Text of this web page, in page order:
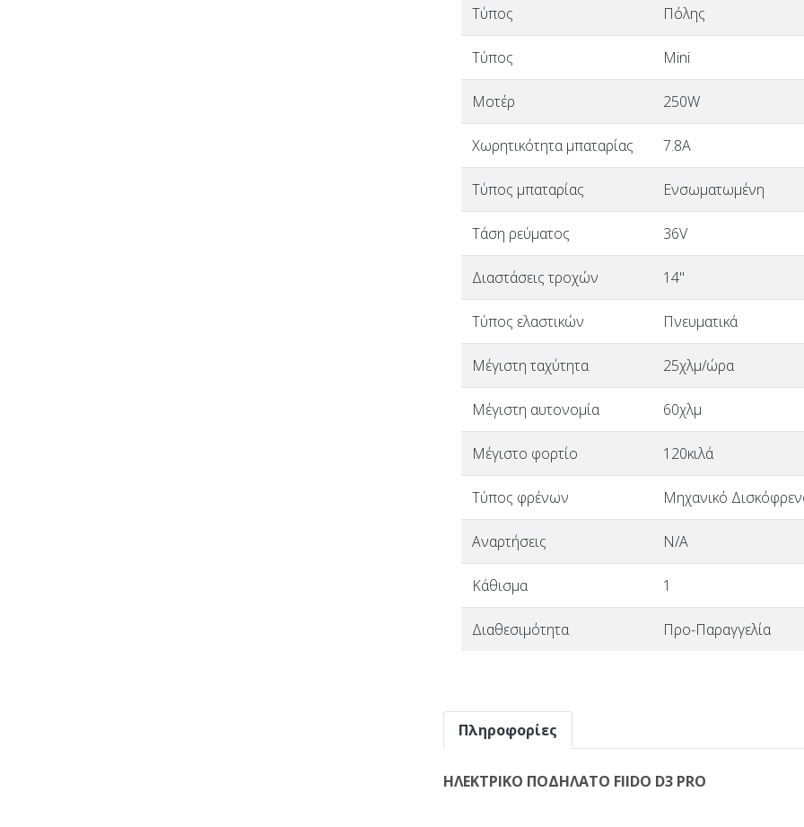
Τύπος Πόλης
Τύπος Mini
Μοτέρ 250W
Χωρητικότητα μπαταρίας 7.8A
Τύπος μπαταρίας Ενσωματωμένη
Τάση ρεύματος 36V
Διαστάσεις τροχών 14"
Τύπος ελαστικών Πνευματικά
Μέγιστη ταχύτητα 25χλμ/ώρα
Μέγιστη αυτονομία 60χλμ
Μέγιστο φορτίο 120κιλά
Τύπος φρένων Μηχανικό
Αναρτήσεις N/A
Κάθισμα 1
Διαθεσιμότητα Προ-Παραγγελία
Πληροφορίες
ΗΛΕΚΤΡΙΚΟ ΠΟΔΗΛΑΤΟ FIIDO D3 PRO